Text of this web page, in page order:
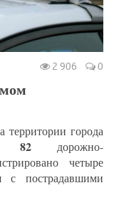
2 906 0
территории города
82 дорожно-
четыре
с пострадавшими